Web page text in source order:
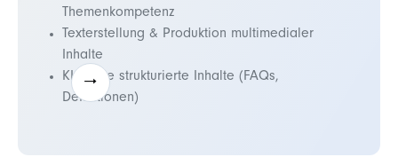
Themenkompetenz
Texterstellung & Produktion multimedialer
Inhalte
KI-fähige strukturierte Inhalte (FAQs,
Definitionen)